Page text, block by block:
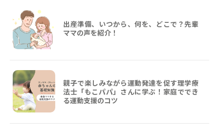
出産準備、いつから、何を、どこで？先輩
ママの声を紹介！
親子で楽しみながら運動発達を促す理学療
法士「もこパパ」さんに学ぶ！家庭ででき
る運動支援のコツ